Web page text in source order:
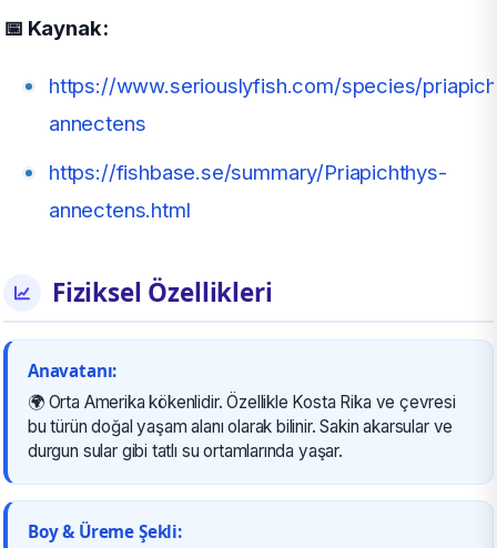
📅 Kaynak:
https://www.seriouslyfish.com/species/
annectens
https://fishbase.se/summary/Priapichthys-
annectens.html
Fiziksel Özellikleri
Anavatanı:
🌍 Orta Amerika kökenlidir. Özellikle Kosta Rika ve çevresi
bu türün doğal yaşam alanı olarak bilinir. Sakin akarsular ve
durgun sular gibi tatlı su ortamlarında yaşar.
Boy & Üreme Şekli: